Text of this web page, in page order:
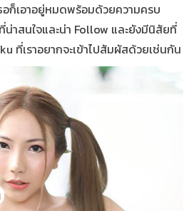
อก็เอาอยู่หมดพร้อมด้วยความครบ
ที่น่าสนใจและน่า Follow และยังมีนิสัยที่
ที่เราอยากจะเข้าไปสัมผัสด้วยเช่นกัน